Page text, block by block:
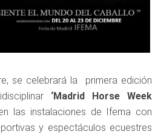
se celebrará la primera edición
‘Madrid Horse Week
las instalaciones de Ifema con
y espectáculos ecuestres